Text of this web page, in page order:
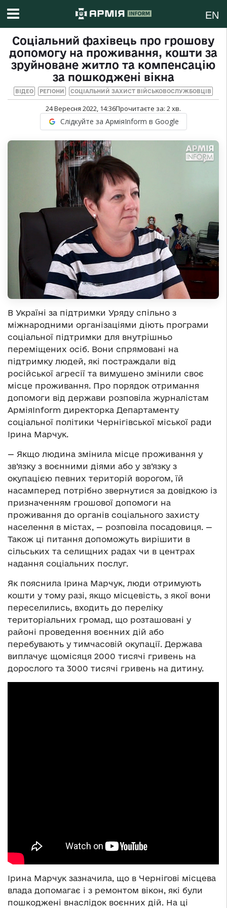
EN
Соціальний фахівець про грошову
допомогу на проживання, кошти за
зруйноване житло та компенсацію
за пошкоджені вікна
ВІДЕО РЕГІОНИ СОЦІАЛЬНИЙ ЗАХИСТ ВІЙСЬКОВОСЛУЖБОВЦІВ
24 Вересня 2022, 14:36Прочитаєте за: 2хв.
Слідкуйте за АрміяInform в Google
В Україні за підтримки Уряду спільно з
міжнародними організаціями діють програми
соціальної підтримки для внутрішньо
переміщених осіб. Вони спрямовані на
підтримку людей, які постраждали від
російської агресії та вимушено змінили своє
місце проживання. Про порядок отримання
допомоги від держави розповіла журналістам
АрміяInform директорка Департаменту
соціальної політики Чернігівської міської ради
Ірина Марчук.
— Якщо людина змінила місце проживання у
зв’язку з воєнними діями або у зв’язку з
окупацією певних територій ворогом, їй
насамперед потрібно звернутися за довідкою із
призначенням грошової допомоги на
проживання до органів соціального захисту
населення в містах, — розповіла посадовиця. —
Також ці питання допоможуть вирішити в
сільських та селищних радах чи в центрах
надання соціальних послуг.
Як пояснила Ірина Марчук, люди отримують
кошти у тому разі, якщо місцевість, з якої вони
переселились, входить до переліку
територіальних громад, що розташовані у
районі проведення воєнних дій або
перебувають у тимчасовій окупації. Держава
виплачує щомісяця 2000 тисячі гривень на
дорослого та 3000 тисячі гривень на дитину.
Ірина Марчук зазначила, що в Чернігові місцева
влада допомагає і з ремонтом вікон, які були
пошкоджені внаслідок воєнних дій. На ці